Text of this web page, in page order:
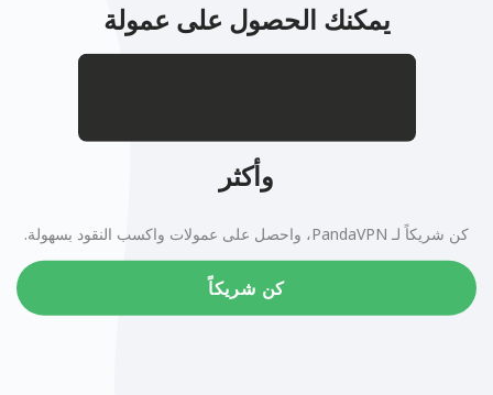
يمكنك الحصول على عمولة
.
وأكثر
كن شريكاً لـ PandaVPN، واحصل على عمولات واكسب النقود بسهولة.
كن شريكاً